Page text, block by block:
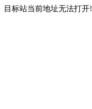
目标站当前地址无法打开!